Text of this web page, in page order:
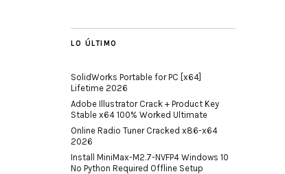
LO ÚLTIMO
SolidWorks Portable for PC [x64]
Lifetime 2026
Adobe Illustrator Crack + Product Key
Stable x64 100% Worked Ultimate
Online Radio Tuner Cracked x86-x64
2026
Install MiniMax-M2.7-NVFP4 Windows 10
No Python Required Offline Setup